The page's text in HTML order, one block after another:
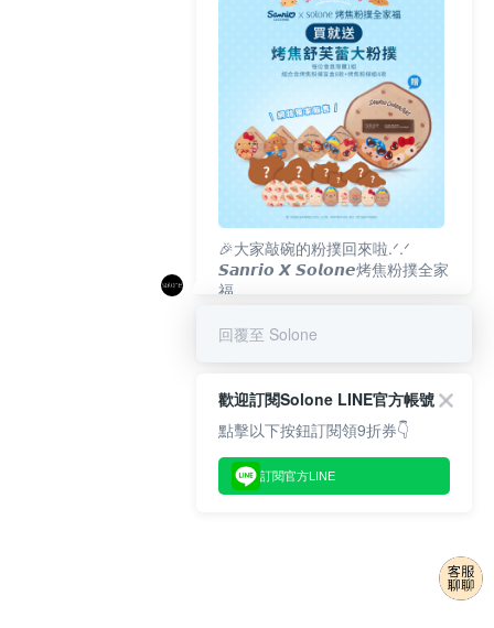
🎉大家敲碗的粉撲回來啦.ᐟ‪‪.ᐟ
𝙎𝙖𝙣𝙧𝙞𝙤 𝙓 𝙎𝙤𝙡𝙤𝙣𝙚烤焦粉撲全家
福
回覆至 Solone
歡迎訂閱Solone LINE官方帳號
點擊以下按鈕訂閱領9折券👇
訂閱官方LINE